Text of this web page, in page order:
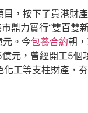
，按下了貴港財產
鼎力實行“雙百雙
元。今包養合約朝
元，曾經開工5個
化工等支柱財產，